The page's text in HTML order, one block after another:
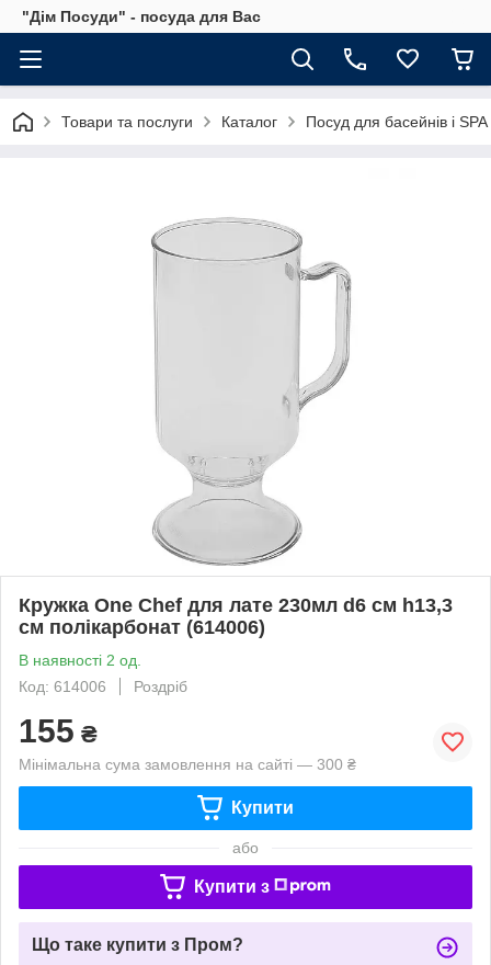
"Дім Посуди" - посуда для Вас
Товари та послуги Каталог Посуд для басейнів і SPA
Кружка One Chef для лате 230мл d6 см h13,3
см полікарбонат (614006)
В наявності 2 од.
Код: 614006
Роздріб
155 ₴
Мінімальна сума замовлення на сайті — 300 ₴
Купити
або
Купити з
Що таке купити з Пром?